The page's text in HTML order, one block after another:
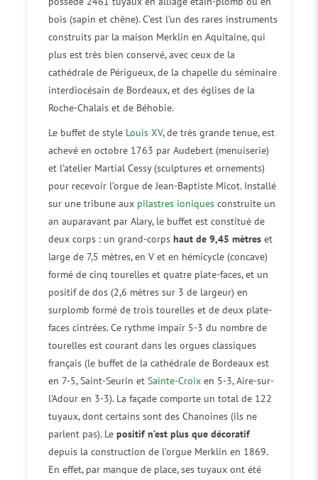
bois (sapin et chêne). C’est l’un des rares instruments
construits par la maison Merklin en Aquitaine, qui
plus est très bien conservé, avec ceux de la
cathédrale de Périgueux, de la chapelle du séminaire
interdiocésain de Bordeaux, et des églises de la
Roche-Chalais et de Béhobie.
Le buffet de style Louis XV, de très grande tenue, est
achevé en octobre 1763 par Audebert (menuiserie)
et l’atelier Martial Cessy (sculptures et ornements)
pour recevoir l’orgue de Jean-Baptiste Micot. Installé
sur une tribune aux pilastres ioniques construite un
an auparavant par Alary, le buffet est constitué de
deux corps : un grand-corpshaut de 9,45 mètres et
large de 7,5 mètres, en V et en hémicycle (concave)
formé de cinq tourelles et quatre plate-faces, et un
positif de dos (2,6 mètres sur 3 de largeur) en
surplomb formé de trois tourelles et de deux plate-
faces cintrées. Ce rythme impair 5-3 du nombre de
tourelles est courant dans les orgues classiques
français (le buffet de la cathédrale de Bordeaux est
en 7-5, Saint-Seurin etSainte-Croix en 5-3, Aire-sur-
l’Adour en 3-3). La façade comporte un total de 122
tuyaux, dont certains sont des Chanoines (ils ne
parlent pas). Lepositif n’est plus que décoratif
depuis la construction de l’orgue Merklin en 1869.
En effet, par manque de place, ses tuyaux ont été